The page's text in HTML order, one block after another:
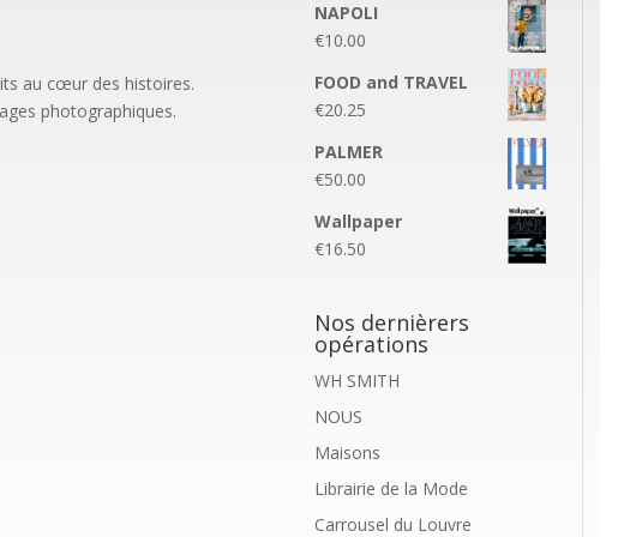
au cœur des histoires.
photographiques.
NAPOLI
€10.00
FOOD and TRAVEL
€20.25
PALMER
€50.00
Wallpaper
€16.50
Nos dernièrers
opérations
WH SMITH
NOUS
Maisons
Librairie de la Mode
Carrousel du Louvre